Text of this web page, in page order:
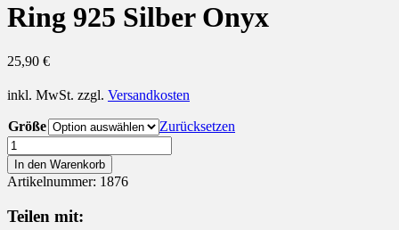
Ring 925 Silber Onyx
25,90 €
inkl. MwSt. zzgl. Versandkosten
Größe
Zurücksetzen
Ring
925
Silber
Onyx
Menge
In den Warenkorb
Artikelnummer: 1876
Teilen mit: